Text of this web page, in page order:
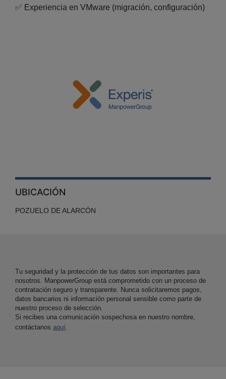
✅ Experiencia en VMware (migración, configuración)
UBICACIÓN
POZUELO DE ALARCÓN
Tu seguridad y la protección de tus datos son importantes para
nosotros. ManpowerGroup está comprometido con un proceso de
contratación seguro y transparente. Nunca solicitaremos pagos,
datos bancarios ni información personal sensible como parte de
nuestro proceso de selección.
Si recibes una comunicación sospechosa en nuestro nombre,
contáctanos aquí.